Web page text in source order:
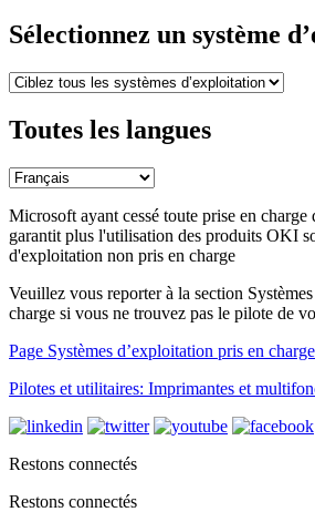
Sélectionnez un système
Toutes les langues
Microsoft ayant cessé toute prise en
garantit plus l'utilisation des produits OKI
d'exploitation non pris en charge
Veuillez vous reporter à la section
charge si vous ne trouvez pas le pilote de
Page Systèmes d’exploitation pris en
Pilotes et utilitaires: Imprimantes et
Restons connectés
Restons connectés